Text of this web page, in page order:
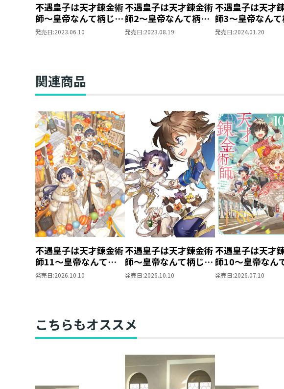
不遇皇子は天才錬金術
師～皇帝なんて柄じゃ
ないので弟妹を可愛が
発売日:2023.06.10
不遇皇子は天才錬金術
師2～皇帝なんて柄じ
ゃないので弟妹を可愛
発売日:2023.08.19
不遇皇子は天才
師3～皇帝なん
ゃないので弟妹を
発売日:2024.01.20
関連商品
不遇皇子は天才錬金術
師11～皇帝なんて柄
じゃないので弟妹を可
発売日:2026.10.10
不遇皇子は天才錬金術
師～皇帝なんて柄じゃ
ないので弟妹を可愛が
発売日:2026.10.10
不遇皇子は天才
師10～皇帝なん
じゃないので弟妹
発売日:2026.07.10
こちらもオススメ